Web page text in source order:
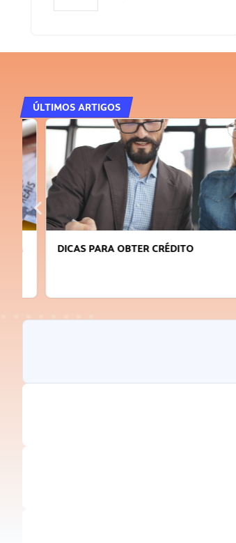
ÚLTIMOS ARTIGOS
DICAS PARA OBTER CRÉDITO